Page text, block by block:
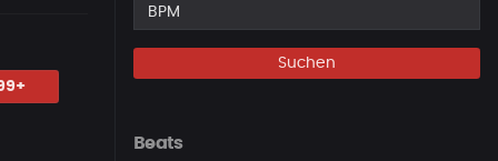
Suchen
Beats